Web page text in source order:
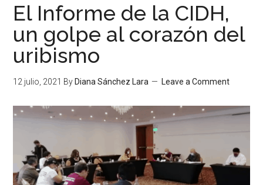
El Informe de la CIDH,
un golpe al corazón del
uribismo
12 julio, 2021 By Diana Sánchez Lara Leave a Comment